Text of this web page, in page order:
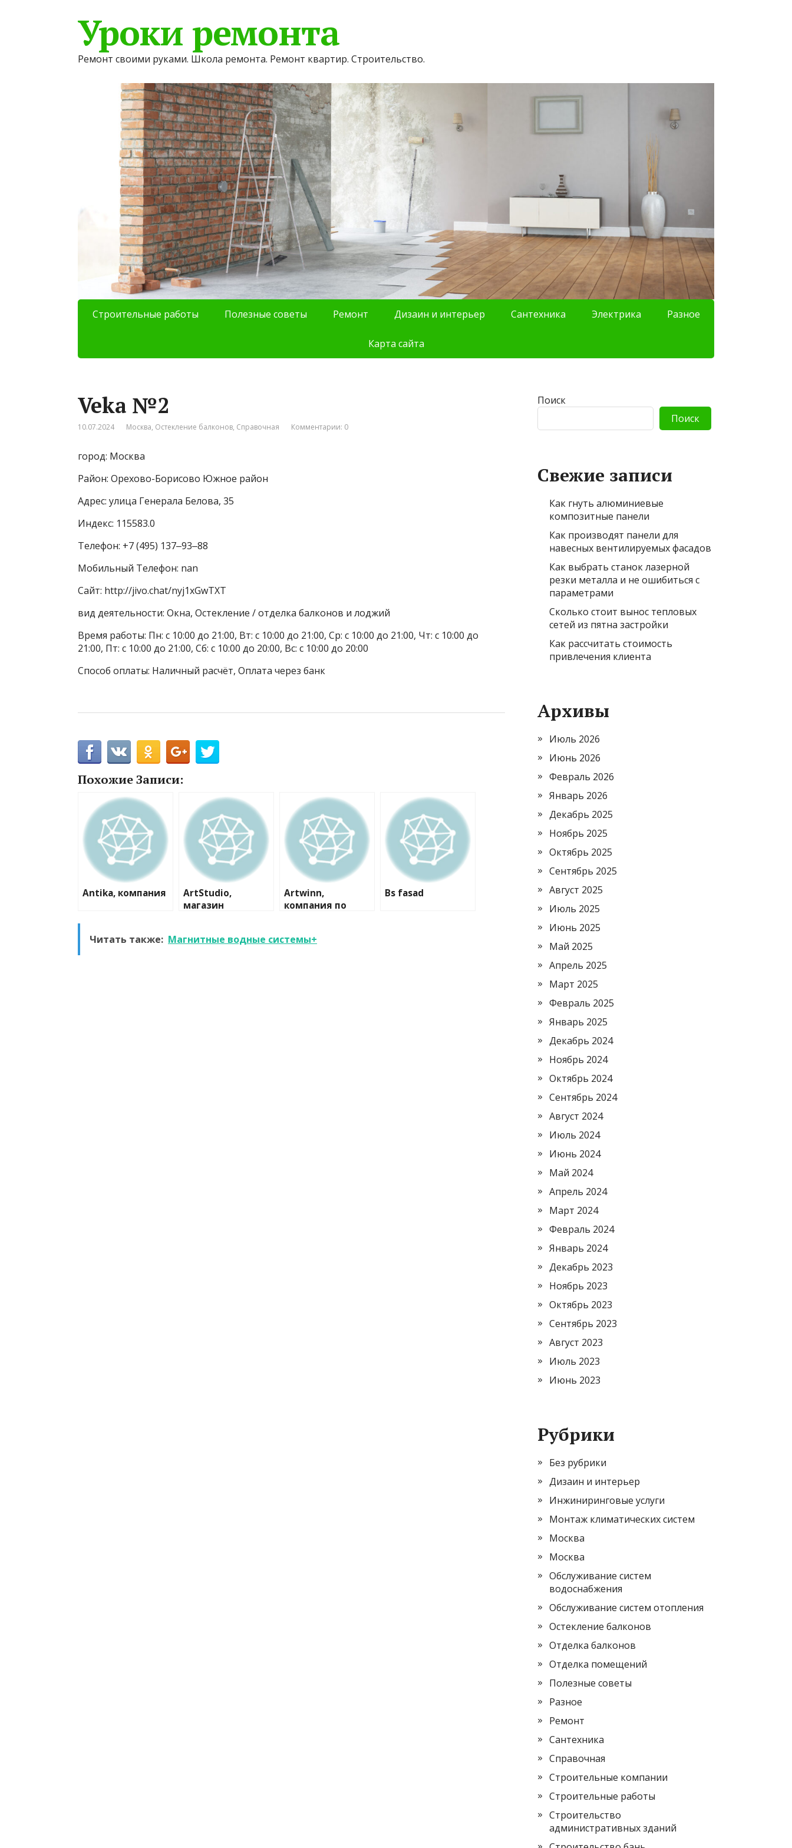
Уроки ремонта
Ремонт своими руками. Школа ремонта. Ремонт квартир. Строительство.
Строительные работы Полезные советы Ремонт Дизаин и интерьер Сантехника Электрика Разное
Карта сайта
Veka №2
10.07.2024 Москва, Остекление балконов, Справочная Комментарии: 0
город: Москва
Район: Орехово-Борисово Южное район
Адрес: улица Генерала Белова, 35
Индекс: 115583.0
Телефон: +7 (495) 137‒93‒88
Мобильный Телефон: nan
Сайт: http://jivo.chat/nyj1xGwTXT
вид деятельности: Окна, Остекление / отделка балконов и лоджий
Время работы: Пн: с 10:00 до 21:00, Вт: с 10:00 до 21:00, Ср: с 10:00 до 21:00, Чт: с 10:00 до
21:00, Пт: с 10:00 до 21:00, Сб: с 10:00 до 20:00, Вс: с 10:00 до 20:00
Способ оплаты: Наличный расчёт, Оплата через банк
Похожие Записи:
Antika, компания
ArtStudio,
магазин
Artwinn,
компания по
деревянных
Bs fasad
Читать также: Магнитные водные системы+
Поиск
Поиск
Свежие записи
Как гнуть алюминиевые
композитные панели
Как производят панели для
навесных вентилируемых фасадов
Как выбрать станок лазерной
резки металла и не ошибиться с
параметрами
Сколько стоит вынос тепловых
сетей из пятна застройки
Как рассчитать стоимость
привлечения клиента
Архивы
Июль 2026
Июнь 2026
Февраль 2026
Январь 2026
Декабрь 2025
Ноябрь 2025
Октябрь 2025
Сентябрь 2025
Август 2025
Июль 2025
Июнь 2025
Май 2025
Апрель 2025
Март 2025
Февраль 2025
Январь 2025
Декабрь 2024
Ноябрь 2024
Октябрь 2024
Сентябрь 2024
Август 2024
Июль 2024
Июнь 2024
Май 2024
Апрель 2024
Март 2024
Февраль 2024
Январь 2024
Декабрь 2023
Ноябрь 2023
Октябрь 2023
Сентябрь 2023
Август 2023
Июль 2023
Июнь 2023
Рубрики
Без рубрики
Дизаин и интерьер
Инжиниринговые услуги
Монтаж климатических систем
Москва
Москва
Обслуживание систем
водоснабжения
Обслуживание систем отопления
Остекление балконов
Отделка балконов
Отделка помещений
Полезные советы
Разное
Ремонт
Сантехника
Справочная
Строительные компании
Строительные работы
Строительство
административных зданий